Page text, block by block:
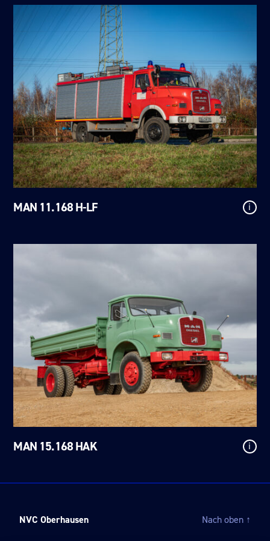
MAN 11.168 H-LF i
MAN 15.168 HAK i
NVC Oberhausen Nach oben ↑